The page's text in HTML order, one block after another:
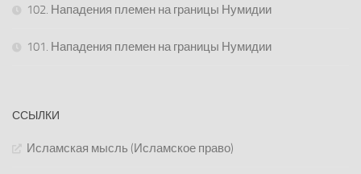
102. Нападения племен на границы Нумидии
101. Нападения племен на границы Нумидии
ССЫЛКИ
Исламская мысль (Исламское право)